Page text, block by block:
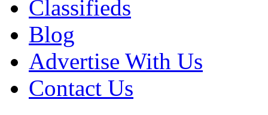
Classifieds
Blog
Advertise With Us
Contact Us